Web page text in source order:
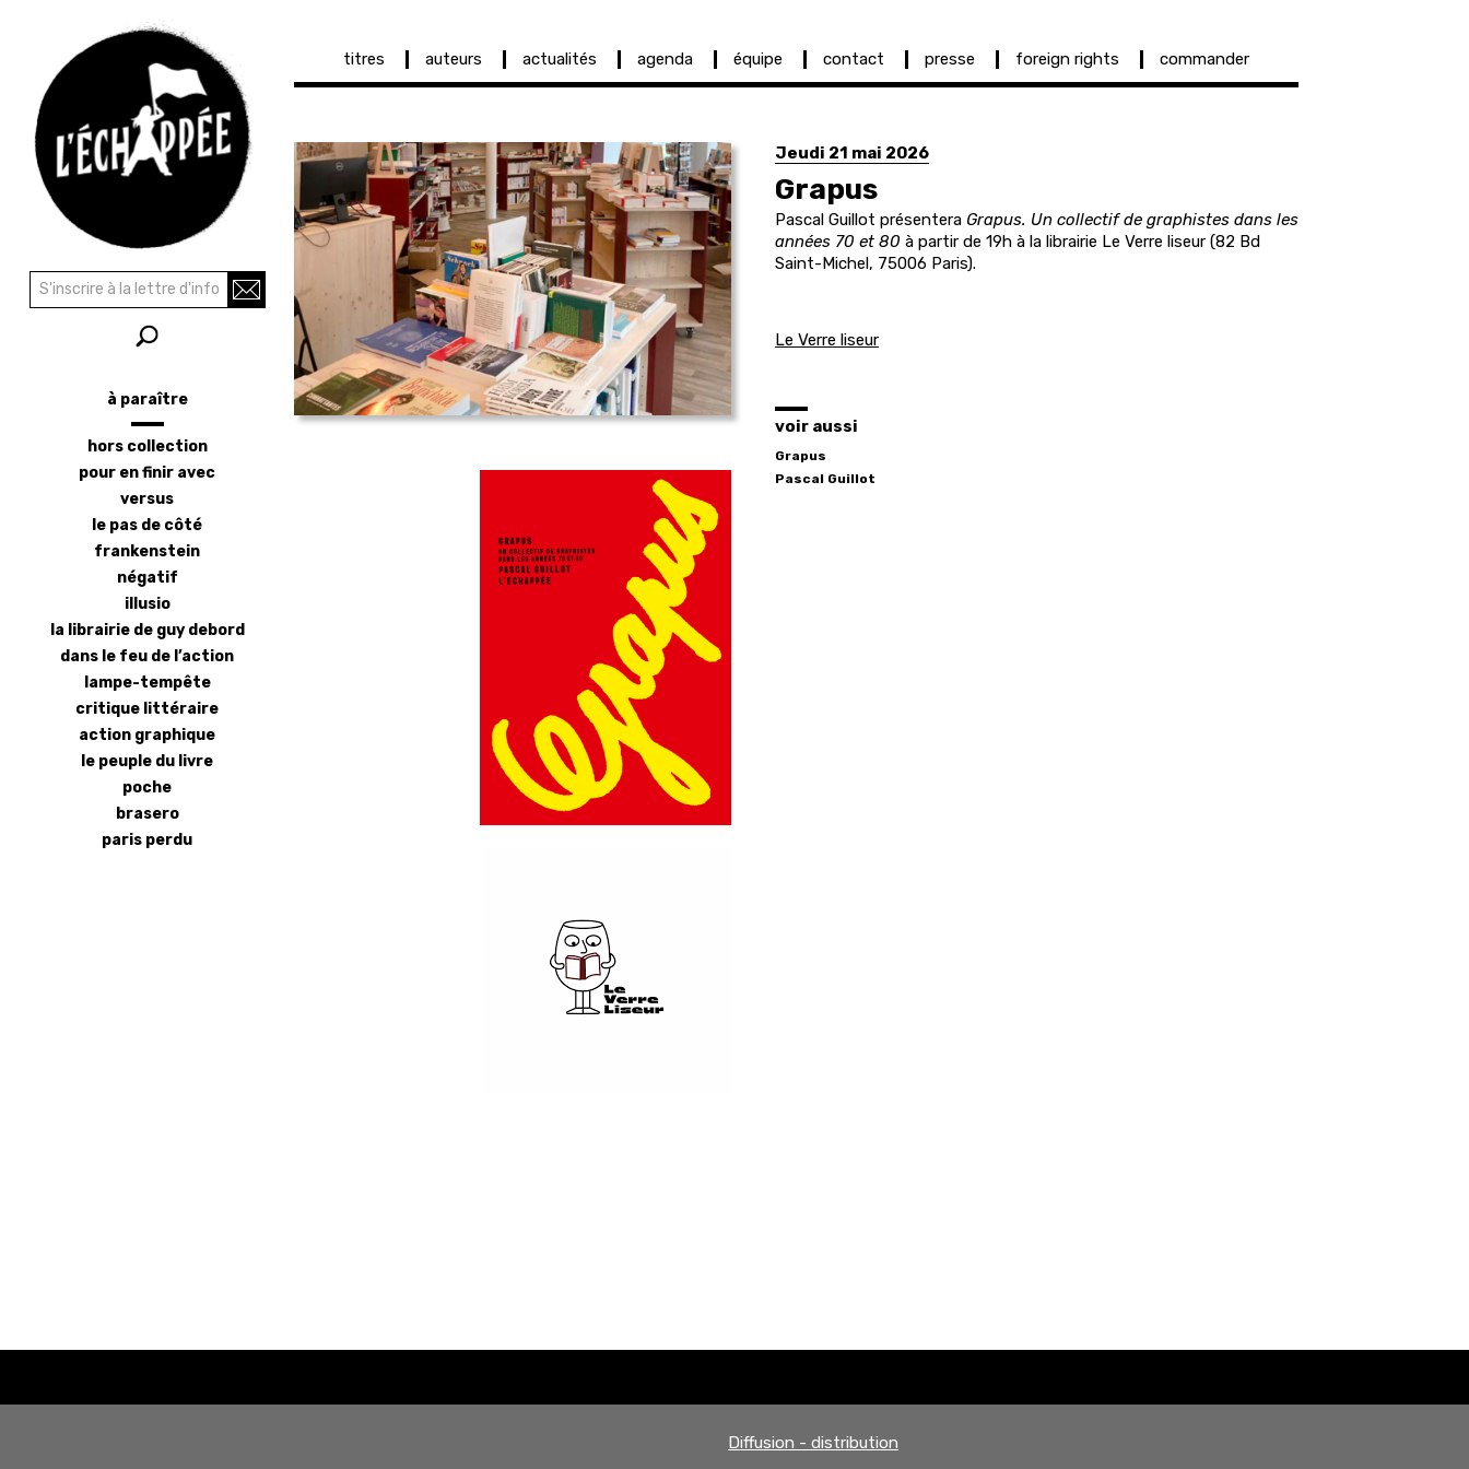
contenu
principal
principale
titres auteurs actualités agenda équipe contact presse foreign rights commander
Jeudi 21 mai 2026
Grapus
Pascal Guillot présentera Grapus. Un collectif de graphistes dans les
années 70 et 80 à partir de 19h à la librairie Le Verre liseur (82 Bd
Saint-Michel, 75006 Paris).
Le Verre liseur
voir aussi
Grapus
Pascal Guillot
Rechercher
latéral
à paraître
hors collection
pour en finir avec
versus
le pas de côté
frankenstein
négatif
illusio
la librairie de guy debord
dans le feu de l’action
lampe-tempête
critique littéraire
action graphique
le peuple du livre
poche
brasero
paris perdu
Diffusion - distribution